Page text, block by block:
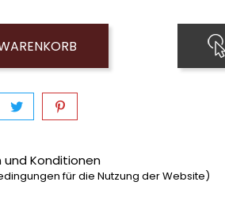
und Konditionen
für die Nutzung der Website)